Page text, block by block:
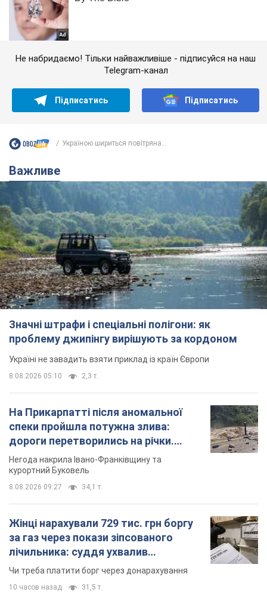
Не набридаємо! Тільки найважливіше - підписуйся на наш
Telegram-канал
Підписатись Підписатись
Україною шириться повітряна...
Важливе
Значні штрафи і спеціальні полігони: як
проблему джипінгу вирішують за кордоном
Україні не завадить взяти приклад із країн Європи
8.08.2026 05:10 2,3 т.
На Прикарпатті після аномальної
спеки пройшла потужна злива:
дороги перетворились на річки.
Відео
Негода накрила Івано-Франківщину та
курортний Буковель
8.08.2026 09:27 34,1 т.
Жінці нарахували 729 тис. грн боргу
за газ через покази зіпсованого
лічильника: суддя ухвалив
неочікуване рішення
Чи треба платити борг через донарахування
10 часов назад 31,5 т.